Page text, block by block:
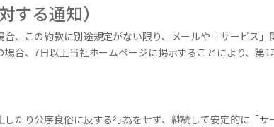
する通知）
、この約款に別途規定がない限り、メールや「サービス」
合、7日以上当社ホームページに掲示することにより、第1
たり公序良俗に反する行為をせず、継続して安定的に「サ